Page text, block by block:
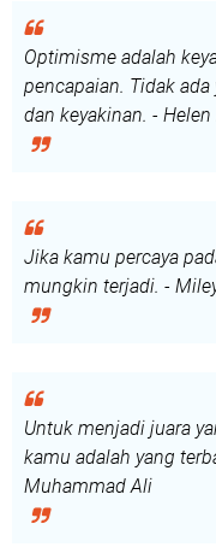
Optimisme adalah
pencapaian. Tidak
dan keyakinan. - Helen
Jika kamu percaya
mungkin terjadi. -
Untuk menjadi juara
kamu adalah yang
Muhammad Ali